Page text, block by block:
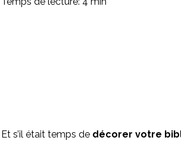
Et s’il était temps de décorer votre